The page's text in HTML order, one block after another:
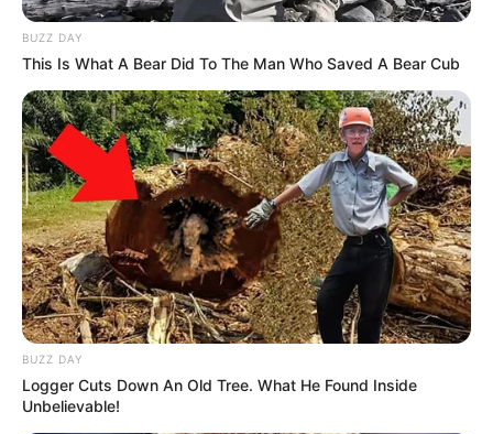
BUZZ DAY
This Is What A Bear Did To The Man Who Saved A Bear Cub
BUZZ DAY
Logger Cuts Down An Old Tree. What He Found Inside
Unbelievable!